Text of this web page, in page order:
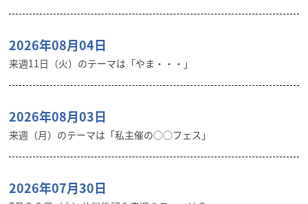
2026年08月04日
来週11日（火）のテーマは「やま・・・」
2026年08月03日
来週（月）のテーマは「私主催の○○フェス」
2026年07月30日